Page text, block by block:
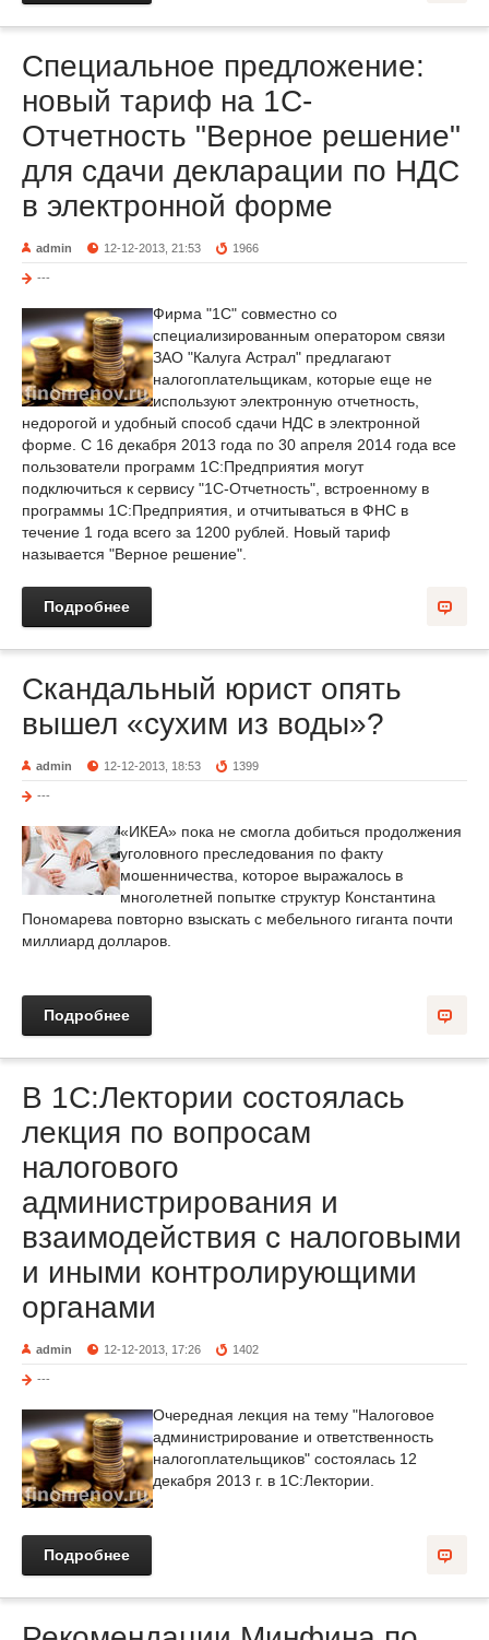
Специальное предложение:
новый тариф на 1С-
Отчетность "Верное решение"
для сдачи декларации по НДС
в электронной форме
admin 12-12-2013, 21:53 1966
---
Фирма "1С" совместно со
специализированным оператором связи
ЗАО "Калуга Астрал" предлагают
налогоплательщикам, которые еще не
используют электронную отчетность,
недорогой и удобный способ сдачи НДС в электронной
форме. С 16 декабря 2013 года по 30 апреля 2014 года все
пользователи программ 1С:Предприятия могут
подключиться к сервису "1С-Отчетность", встроенному в
программы 1С:Предприятия, и отчитываться в ФНС в
течение 1 года всего за 1200 рублей. Новый тариф
называется "Верное решение".
Подробнее
Скандальный юрист опять
вышел «сухим из воды»?
admin 12-12-2013, 18:53 1399
---
«ИКЕА» пока не смогла добиться продолжения
уголовного преследования по факту
мошенничества, которое выражалось в
многолетней попытке структур Константина
Пономарева повторно взыскать с мебельного гиганта почти
миллиард долларов.
Подробнее
В 1С:Лектории состоялась
лекция по вопросам
налогового
администрирования и
взаимодействия с налоговыми
и иными контролирующими
органами
admin 12-12-2013, 17:26 1402
---
Очередная лекция на тему "Налоговое
администрирование и ответственность
налогоплательщиков" состоялась 12
декабря 2013 г. в 1С:Лектории.
Подробнее